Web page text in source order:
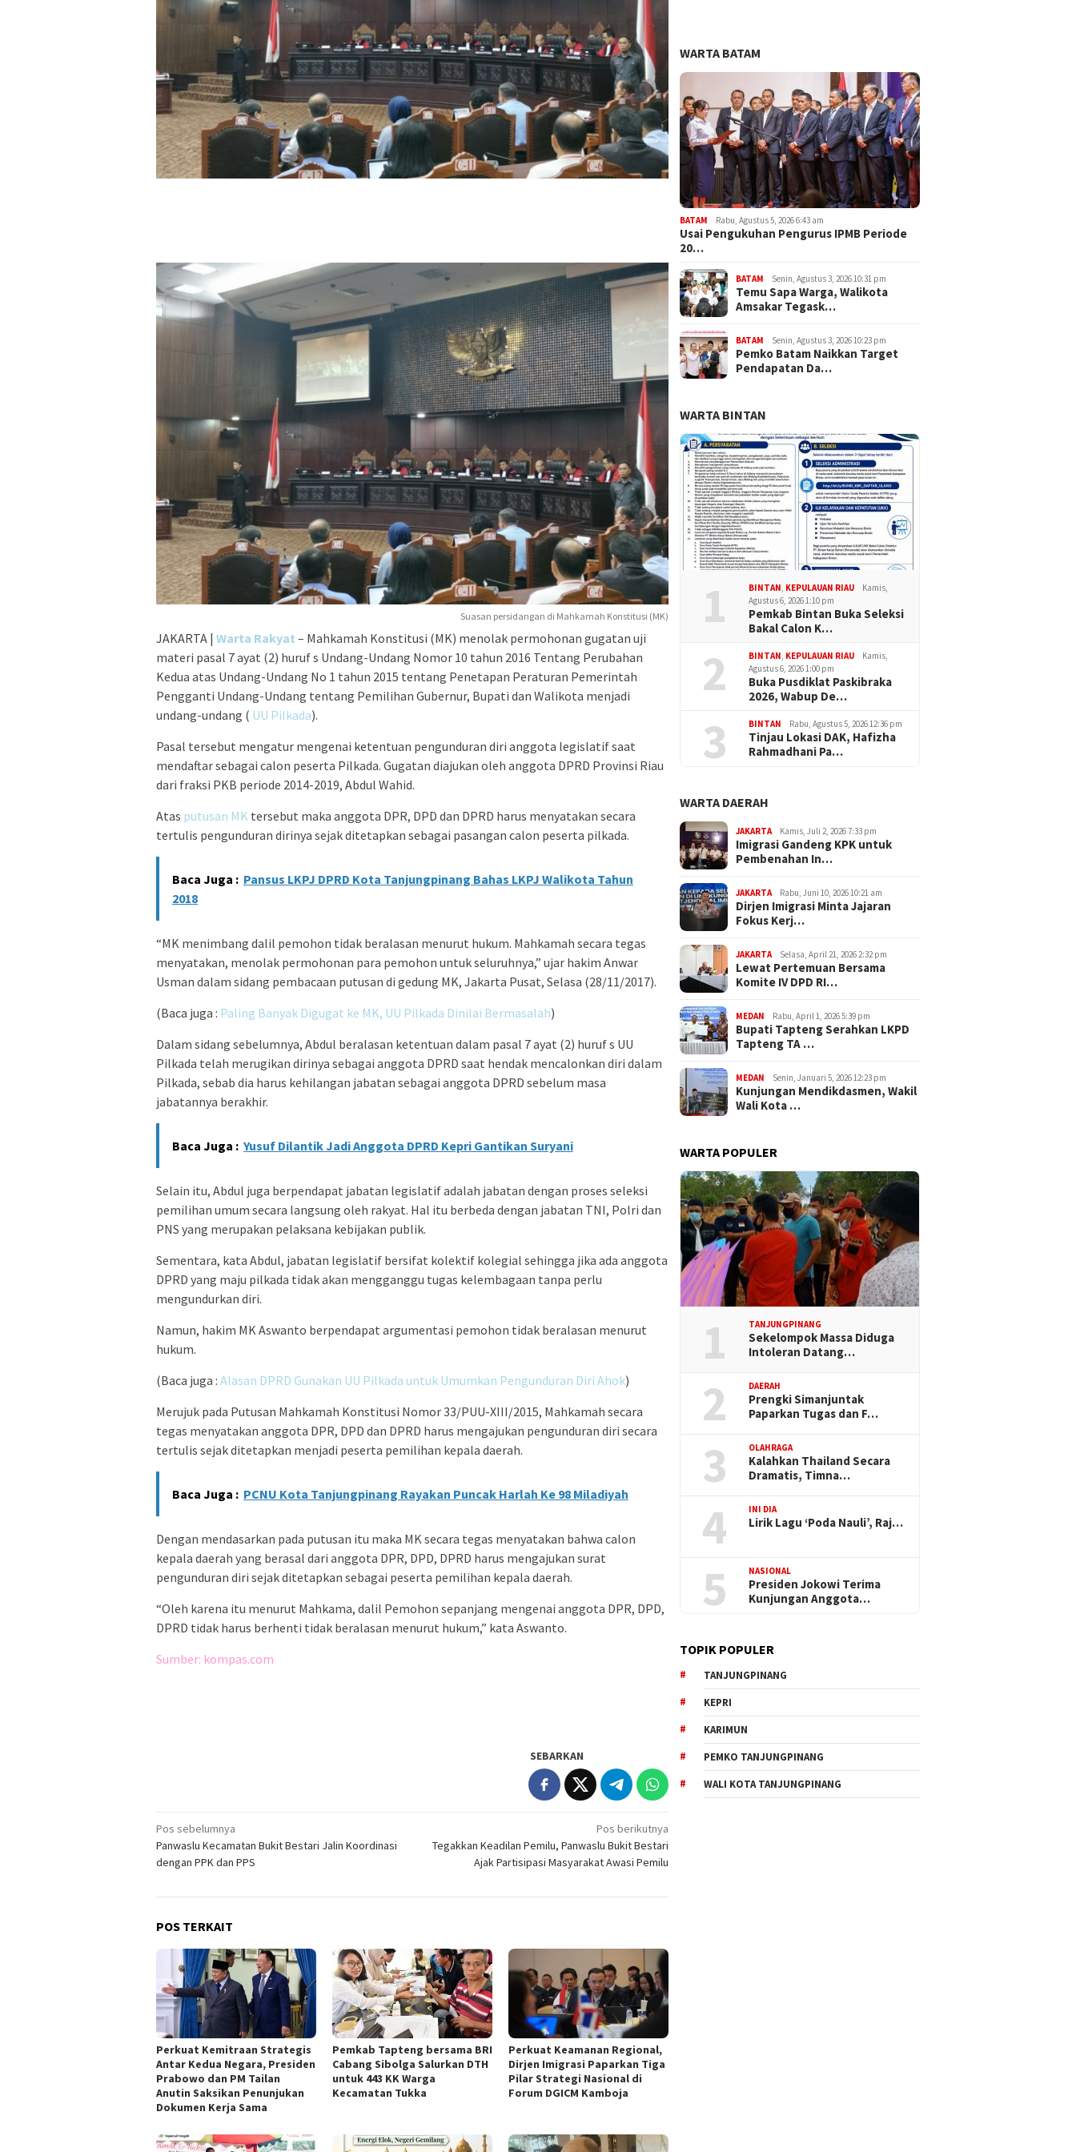
Suasan persidangan di Mahkamah Konstitusi (MK)
JAKARTA | Warta Rakyat – Mahkamah Konstitusi (MK) menolak permohonan gugatan uji
materi pasal 7 ayat (2) huruf s Undang-Undang Nomor 10 tahun 2016 Tentang Perubahan
Kedua atas Undang-Undang No 1 tahun 2015 tentang Penetapan Peraturan Pemerintah
Pengganti Undang-Undang tentang Pemilihan Gubernur, Bupati dan Walikota menjadi
undang-undang ( UU Pilkada).
Pasal tersebut mengatur mengenai ketentuan pengunduran diri anggota legislatif saat
mendaftar sebagai calon peserta Pilkada. Gugatan diajukan oleh anggota DPRD Provinsi Riau
dari fraksi PKB periode 2014-2019, Abdul Wahid.
Atas putusan MK tersebut maka anggota DPR, DPD dan DPRD harus menyatakan secara
tertulis pengunduran dirinya sejak ditetapkan sebagai pasangan calon peserta pilkada.
Baca Juga : Pansus LKPJ DPRD Kota Tanjungpinang Bahas LKPJ Walikota Tahun
2018
“MK menimbang dalil pemohon tidak beralasan menurut hukum. Mahkamah secara tegas
menyatakan, menolak permohonan para pemohon untuk seluruhnya,” ujar hakim Anwar
Usman dalam sidang pembacaan putusan di gedung MK, Jakarta Pusat, Selasa (28/11/2017).
(Baca juga : Paling Banyak Digugat ke MK, UU Pilkada Dinilai Bermasalah)
Dalam sidang sebelumnya, Abdul beralasan ketentuan dalam pasal 7 ayat (2) huruf s UU
Pilkada telah merugikan dirinya sebagai anggota DPRD saat hendak mencalonkan diri dalam
Pilkada, sebab dia harus kehilangan jabatan sebagai anggota DPRD sebelum masa
jabatannya berakhir.
Baca Juga : Yusuf Dilantik Jadi Anggota DPRD Kepri Gantikan Suryani
Selain itu, Abdul juga berpendapat jabatan legislatif adalah jabatan dengan proses seleksi
pemilihan umum secara langsung oleh rakyat. Hal itu berbeda dengan jabatan TNI, Polri dan
PNS yang merupakan pelaksana kebijakan publik.
Sementara, kata Abdul, jabatan legislatif bersifat kolektif kolegial sehingga jika ada anggota
DPRD yang maju pilkada tidak akan mengganggu tugas kelembagaan tanpa perlu
mengundurkan diri.
Namun, hakim MK Aswanto berpendapat argumentasi pemohon tidak beralasan menurut
hukum.
(Baca juga : Alasan DPRD Gunakan UU Pilkada untuk Umumkan Pengunduran Diri Ahok)
Merujuk pada Putusan Mahkamah Konstitusi Nomor 33/PUU-XIII/2015, Mahkamah secara
tegas menyatakan anggota DPR, DPD dan DPRD harus mengajukan pengunduran diri secara
tertulis sejak ditetapkan menjadi peserta pemilihan kepala daerah.
Baca Juga : PCNU Kota Tanjungpinang Rayakan Puncak Harlah Ke 98 Miladiyah
Dengan mendasarkan pada putusan itu maka MK secara tegas menyatakan bahwa calon
kepala daerah yang berasal dari anggota DPR, DPD, DPRD harus mengajukan surat
pengunduran diri sejak ditetapkan sebagai peserta pemilihan kepala daerah.
“Oleh karena itu menurut Mahkama, dalil Pemohon sepanjang mengenai anggota DPR, DPD,
DPRD tidak harus berhenti tidak beralasan menurut hukum,” kata Aswanto.
Sumber: kompas.com
SEBARKAN
Navigasi
pos
Pos sebelumnya
Panwaslu Kecamatan Bukit Bestari Jalin Koordinasi
dengan PPK dan PPS
Pos berikutnya
Tegakkan Keadilan Pemilu, Panwaslu Bukit Bestari
Ajak Partisipasi Masyarakat Awasi Pemilu
POS TERKAIT
Perkuat Kemitraan Strategis
Antar Kedua Negara, Presiden
Prabowo dan PM Tailan
Anutin Saksikan Penunjukan
Dokumen Kerja Sama
Pemkab Tapteng bersama BRI
Cabang Sibolga Salurkan DTH
untuk 443 KK Warga
Kecamatan Tukka
Perkuat Keamanan Regional,
Dirjen Imigrasi Paparkan Tiga
Pilar Strategi Nasional di
Forum DGICM Kamboja
WARTA BATAM
BATAM Rabu, Agustus 5, 2026 6:43 am
Usai Pengukuhan Pengurus IPMB Periode
20…
BATAM Senin, Agustus 3, 2026 10:31 pm
Temu Sapa Warga, Walikota
Amsakar Tegask…
BATAM Senin, Agustus 3, 2026 10:23 pm
Pemko Batam Naikkan Target
Pendapatan Da…
WARTA BINTAN
1 BINTAN KEPULAUAN RIAU
Kamis,
Agustus 6, 2026 1:10 pm
Pemkab Bintan Buka Seleksi
Bakal Calon K…
2 BINTAN KEPULAUAN RIAU
Kamis,
Agustus 6, 2026 1:00 pm
Buka Pusdiklat Paskibraka
2026, Wabup De…
3 BINTAN Rabu, Agustus 5, 2026 12:36 pm
Tinjau Lokasi DAK, Hafizha
Rahmadhani Pa…
WARTA DAERAH
JAKARTA Kamis, Juli 2, 2026 7:33 pm
Imigrasi Gandeng KPK untuk
Pembenahan In…
JAKARTA Rabu, Juni 10, 2026 10:21 am
Dirjen Imigrasi Minta Jajaran
Fokus Kerj…
JAKARTA Selasa, April 21, 2026 2:32 pm
Lewat Pertemuan Bersama
Komite IV DPD RI…
MEDAN Rabu, April 1, 2026 5:39 pm
Bupati Tapteng Serahkan LKPD
Tapteng TA …
MEDAN Senin, Januari 5, 2026 12:23 pm
Kunjungan Mendikdasmen, Wakil
Wali Kota …
WARTA POPULER
1 TANJUNGPINANG
Sekelompok Massa Diduga
Intoleran Datang…
2 DAERAH
Prengki Simanjuntak
Paparkan Tugas dan F…
3 OLAHRAGA
Kalahkan Thailand Secara
Dramatis, Timna…
4 INI DIA
Lirik Lagu ‘Poda Nauli’, Raj…
5 NASIONAL
Presiden Jokowi Terima
Kunjungan Anggota…
TOPIK POPULER
TANJUNGPINANG
KEPRI
KARIMUN
PEMKO TANJUNGPINANG
WALI KOTA TANJUNGPINANG